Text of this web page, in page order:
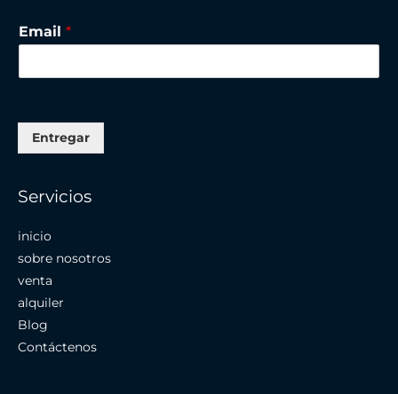
Email *
Entregar
Servicios
inicio
sobre nosotros
venta
alquiler
Blog
Contáctenos